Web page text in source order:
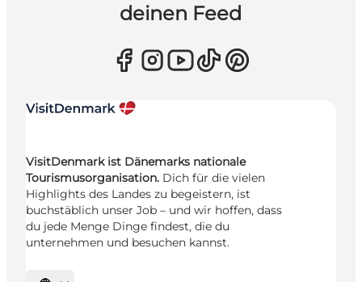
deinen Feed
VisitDenmark ist Dänemarks nationale
Tourismusorganisation. Dich für die vielen
Highlights des Landes zu begeistern, ist
buchstäblich unser Job – und wir hoffen, dass
du jede Menge Dinge findest, die du
unternehmen und besuchen kannst.